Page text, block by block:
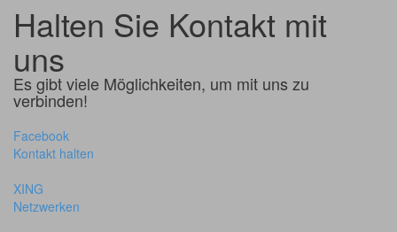
Halten Sie Kontakt mit
uns
Es gibt viele Möglichkeiten, um mit uns zu
verbinden!
Facebook
Kontakt halten
XING
Netzwerken